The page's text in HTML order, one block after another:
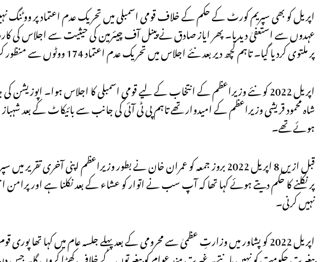
پر ملتوی کردیا گیا۔ تاہم کچھ دیر بعد نئے اجلاس میں تحریک عدم اعتماد 174 ووٹوں سے منظور کرلی گئی اور عمران خان ایوان کا اعتماد کھو بیٹھے۔
ہوئے تھے۔
قبل ازیں 8 اپریل 2022 بروز جمعہ کو عمران خان نے بطور وزیراعظم اپنی
پر نکلنے کا حکم دیتے ہوئے کہا تھا کہ آپ سب نے اتوار کو عشاء کے بعد نکلنا ہے اور
نہیں کرنی۔